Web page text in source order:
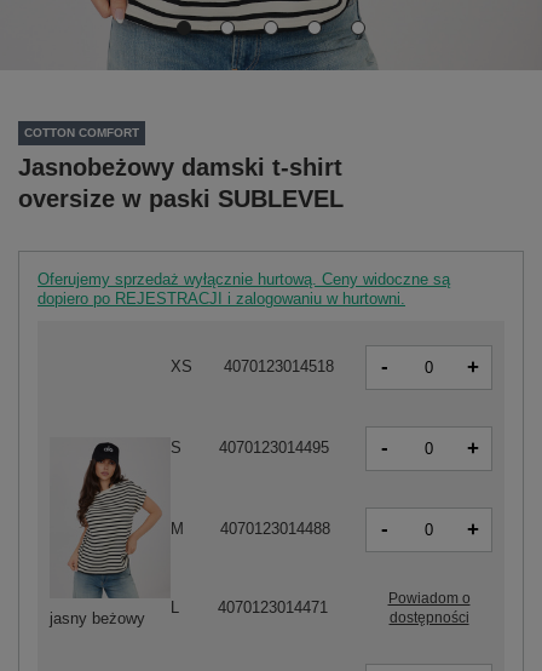
COTTON COMFORT
Jasnobeżowy damski t-shirt
oversize w paski SUBLEVEL
Oferujemy sprzedaż wyłącznie hurtową. Ceny widoczne są
dopiero po REJESTRACJI i zalogowaniu w hurtowni.
jasny beżowy
XS 4070123014518 - +
S 4070123014495 - +
M 4070123014488 - +
4070123014471
Powiadom o
dostępności